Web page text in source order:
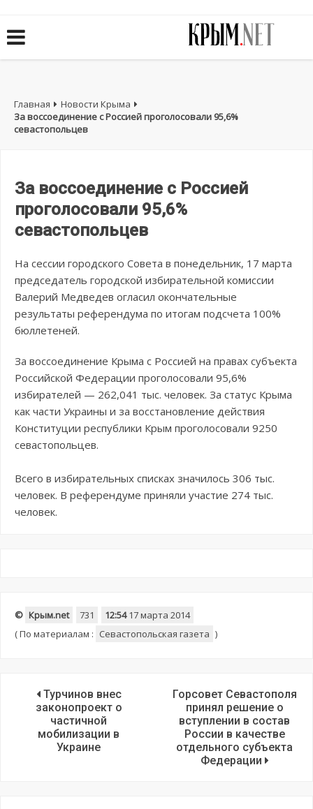
Главная
Новости Крыма
За воссоединение с Россией проголосовали 95,6%
севастопольцев
За воссоединение с Россией
проголосовали 95,6%
севастопольцев
На сессии городского Совета в понедельник, 17 марта
председатель городской избирательной комиссии
Валерий Медведев огласил окончательные
результаты референдума по итогам подсчета 100%
бюллетеней.
За воссоединение Крыма с Россией на правах субъекта
Российской Федерации проголосовали 95,6%
избирателей — 262,041 тыс. человек. За статус Крыма
как части Украины и за восстановление действия
Конституции республики Крым проголосовали 9250
севастопольцев.
Всего в избирательных списках значилось 306 тыс.
человек. В референдуме приняли участие 274 тыс.
человек.
© Крым.net 731 12:5417 марта 2014
(По материалам : Севастопольская газета )
Турчинов внес
законопроект о
частичной
мобилизации в
Украине
Горсовет Севастополя
принял решение о
вступлении в состав
России в качестве
отдельного субъекта
Федерации